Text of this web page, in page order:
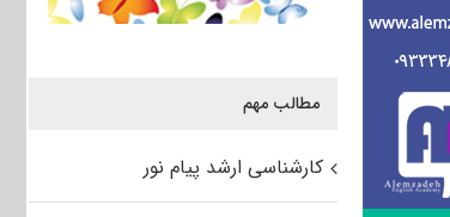
مطالب مهم
کارشناسی ارشد پیام نور